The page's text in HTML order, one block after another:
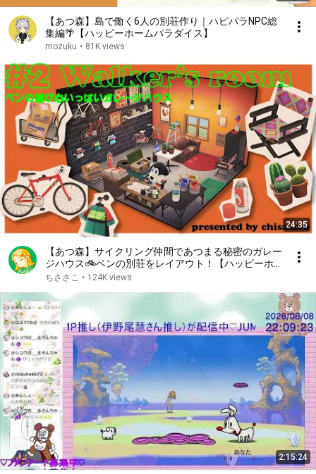
【あつ森】島で働く6人の別荘作り｜ハピパラNPC総
集編🌴【ハッピーホームパラダイス】
mozuku • 81K views
24:35
【あつ森】サイクリング仲間であつまる秘密のガレー
ジハウス🚲ベンの別荘をレイアウト！【ハッピーホ
ームパラダイス】
ちささこ • 124K views
2:15:24